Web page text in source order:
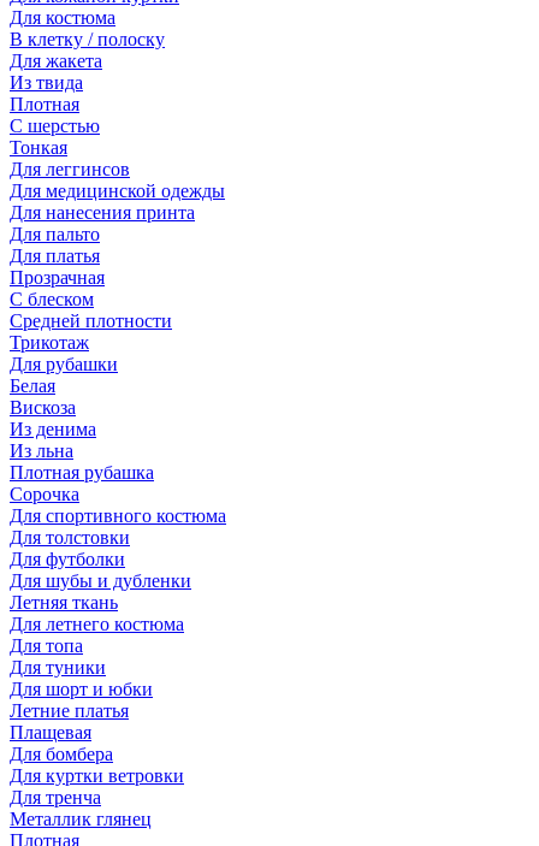
Для костюма
В клетку / полоску
Для жакета
Из твида
Плотная
С шерстью
Тонкая
Для леггинсов
Для медицинской одежды
Для нанесения принта
Для пальто
Для платья
Прозрачная
С блеском
Средней плотности
Трикотаж
Для рубашки
Белая
Вискоза
Из денима
Из льна
Плотная рубашка
Сорочка
Для спортивного костюма
Для толстовки
Для футболки
Для шубы и дубленки
Летняя ткань
Для летнего костюма
Для топа
Для туники
Для шорт и юбки
Летние платья
Плащевая
Для бомбера
Для куртки ветровки
Для тренча
Металлик глянец
Плотная